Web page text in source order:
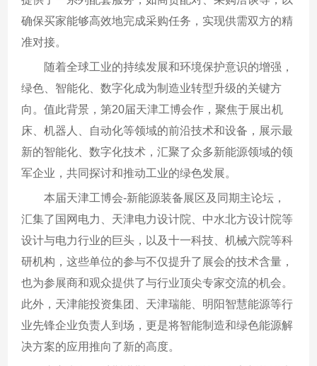
确保买家能够高效地完成采购任务，实现供需双方的精
准对接。
随着全球工业的持续发展和环境保护意识的增强，
绿色、智能化、数字化成为制造业转型升级的关键方
向。值此背景，第20届天津工博会作，聚焦于展出机
床、机器人、自动化等领域的前沿技术和设备，展示最
新的智能化、数字化技术，汇聚了众多新能源领域的领
军企业，共同探讨和推动工业的绿色发展。
本届天津工博会-新能源装备展区及同期主论坛，
汇集了国网电力、天津电力设计院、中水北方设计院等
设计与电力行业的巨头，以及十一科技、机械六院等科
研机构，这些单位的参与不仅提升了展会的技术含量，
也为参展商和观众提供了与行业顶尖专家交流的机会。
此外，天津能投资集团、天津瑞能、明阳智慧能源等行
业先锋企业负责人到场，更是将智能制造和绿色能源解
决方案的应用推向了新的高度。